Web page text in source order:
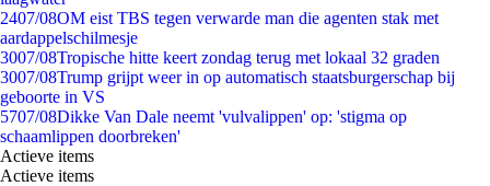
2407/08OM eist TBS tegen verwarde man die agenten stak met
aardappelschilmesje
3007/08Tropische hitte keert zondag terug met lokaal 32 graden
3007/08Trump grijpt weer in op automatisch staatsburgerschap bij
geboorte in VS
5707/08Dikke Van Dale neemt 'vulvalippen' op: 'stigma op
schaamlippen doorbreken'
Actieve items
Actieve items